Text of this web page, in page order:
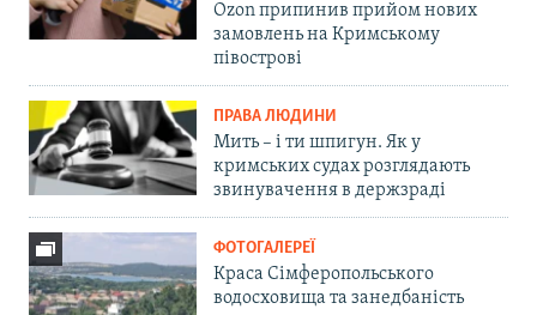
Ozon припинив прийом нових
замовлень на Кримському
півострові
ПРАВА ЛЮДИНИ
Мить – і ти шпигун. Як у
кримських судах розглядають
звинувачення в держзраді
ФОТОГАЛЕРЕЇ
Краса Сімферопольського
водосховища та занедбаність